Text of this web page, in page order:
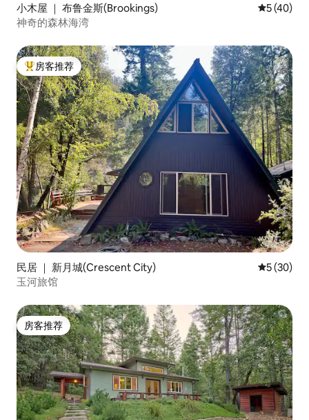
小木屋 ｜ 布鲁金斯(Brookings) 平均评分
5 (40)
神奇的森林海湾
热门「房客推荐」
房客推荐
民居 ｜ 新月城(Crescent City) 平均评分
5 (30)
玉河旅馆
房客推荐
房客推荐